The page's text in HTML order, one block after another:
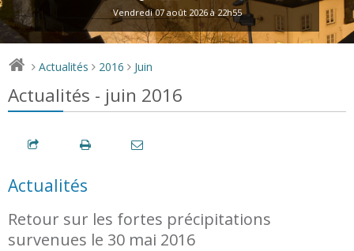
Vendredi 07 août 2026 à 22h55
> Actualités > 2016 > Juin
Actualités - juin 2016
Actualités
Retour sur les fortes précipitations
survenues le 30 mai 2016